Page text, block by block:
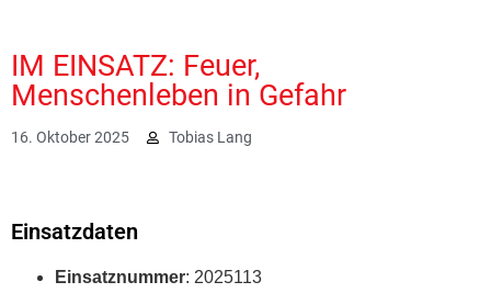
IM EINSATZ: Feuer,
Menschenleben in Gefahr
16. Oktober 2025 Tobias Lang
Einsatzdaten
Einsatznummer: 2025113